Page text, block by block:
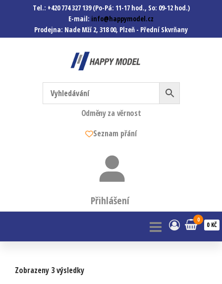
Tel.: +420 774 327 139 (Po-Pá: 11-17 hod., So: 09-12 hod.)
E-mail: info@happymodel.cz
Prodejna: Nade Mží 2, 318 00, Plzeň - Přední Skvrňany
Happymodel.cz
Modely autíček, modelová
železnice, mašinky, vagóny a
mnohem víc.
Odměny za věrnost
Seznam přání
Přihlášení
0
0 KČ
Zobrazeny 3 výsledky